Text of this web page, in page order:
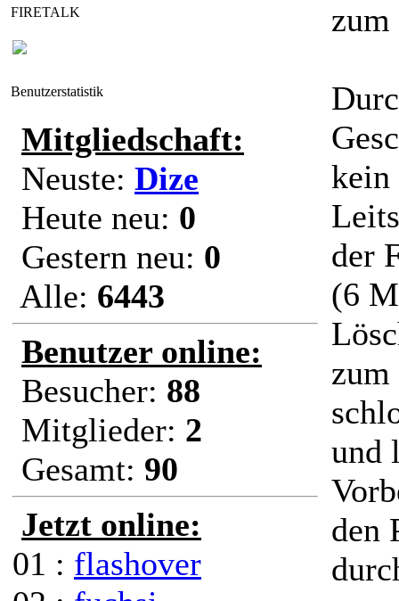
FIRETALK
Benutzerstatistik
Mitgliedschaft:
Neuste: Dize
Heute neu: 0
Gestern neu: 0
Alle: 6443
Benutzer online:
Besucher: 88
Mitglieder: 2
Gesamt: 90
Jetzt online:
01 : flashover
kein
der
(6
zum
und
den